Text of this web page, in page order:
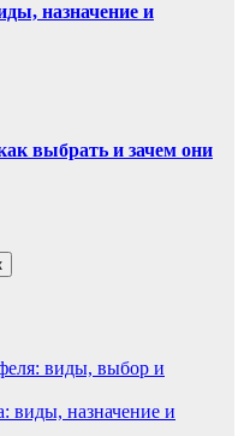
назначение и
выбрать и зачем они
виды, выбор и
виды, назначение и